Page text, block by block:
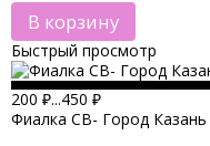
В корзину
Быстрый просмотр
200 ₽...450 ₽
Фиалка СВ- Город